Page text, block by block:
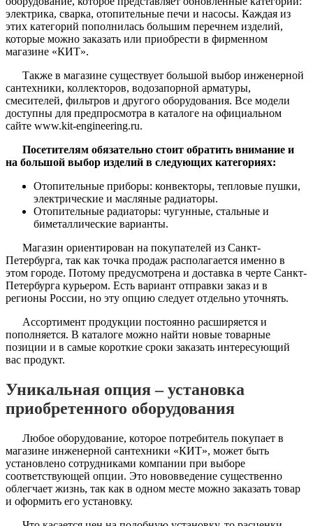
электрика, сварка, отопительные печи и насосы. Каждая из
этих категорий пополнилась большим перечнем изделий,
которые можно заказать или приобрести в фирменном
магазине «КИТ».
Также в магазине существует большой выбор инженерной
сантехники, коллекторов, водозапорной арматуры,
смесителей, фильтров и другого оборудования. Все модели
доступны для предпросмотра в каталоге на официальном
сайте www.kit-engineering.ru.
Посетителям обязательно стоит обратить внимание и
на большой выбор изделий в следующих категориях:
Отопительные приборы: конвекторы, тепловые пушки,
электрические и масляные радиаторы.
Отопительные радиаторы: чугунные, стальные и
биметаллические варианты.
Магазин ориентирован на покупателей из Санкт-
Петербурга, так как точка продаж располагается именно в
этом городе. Потому предусмотрена и доставка в черте Санкт-
Петербурга курьером. Есть вариант отправки заказ и в
регионы России, но эту опцию следует отдельно уточнять.
Ассортимент продукции постоянно расширяется и
пополняется. В каталоге можно найти новые товарные
позиции и в самые короткие сроки заказать интересующий
вас продукт.
Уникальная опция – установка
приобретенного оборудования
Любое оборудование, которое потребитель покупает в
магазине инженерной сантехники «КИТ», может быть
установлено сотрудниками компании при выборе
соответствующей опции. Это нововведение существенно
облегчает жизнь, так как в одном месте можно заказать товар
и оформить его установку.